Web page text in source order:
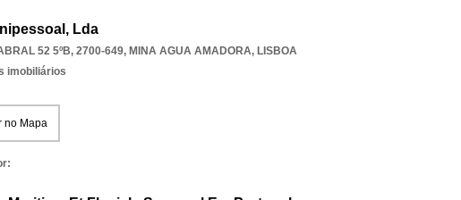
Lda
52 5ºB, 2700-649, MINA AGUA AMADORA, LISBOA
imobiliários
no Mapa